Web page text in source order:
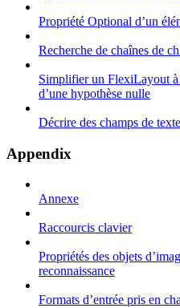
Propriété Optional d’un
Recherche de chaînes de
Simplifier un FlexiLayout à
d’une hypothèse nulle
Décrire des champs de
Appendix
Annexe
Raccourcis clavier
Propriétés des objets
reconnaissance
Formats d’entrée pris en